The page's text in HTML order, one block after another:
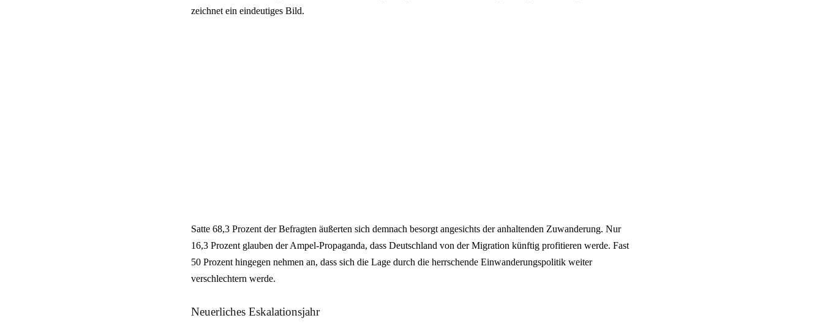
zeichnet ein eindeutiges Bild.
Satte 68,3 Prozent der Befragten äußerten sich demnach besorgt angesichts der anhaltenden Zuwanderung. Nur
16,3 Prozent glauben der Ampel-Propaganda, dass Deutschland von der Migration künftig profitieren werde. Fast
50 Prozent hingegen nehmen an, dass sich die Lage durch die herrschende Einwanderungspolitik weiter
verschlechtern werde.
Neuerliches Eskalationsjahr